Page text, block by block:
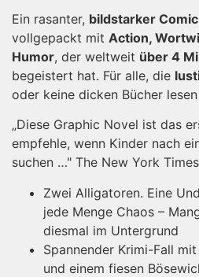
Ein rasanter, bildstarker
vollgepackt mit Action,
Humor, der weltweit über 4
begeistert hat. Für alle, die
oder keine dicken Bücher
„Diese Graphic Novel ist das
empfehle, wenn Kinder nach
suchen …" The New York Times
Zwei Alligatoren. Eine
jede Menge Chaos –
diesmal im Untergrund
Spannender Krimi-Fall
und einem fiesen